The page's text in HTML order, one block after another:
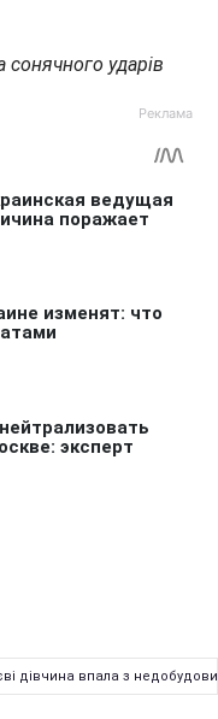
сонячного ударів
дівчина впала з